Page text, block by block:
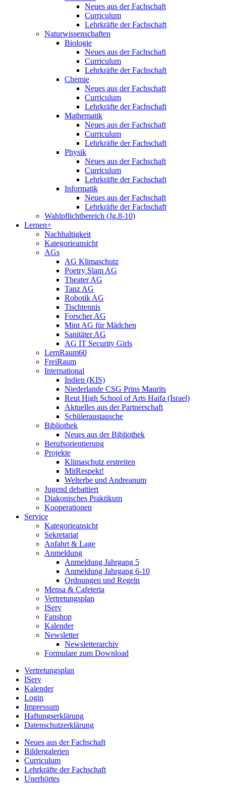
Neues aus der Fachschaft
Curriculum
Lehrkräfte der Fachschaft
Naturwissenschaften
Biologie
Neues aus der Fachschaft
Curriculum
Lehrkräfte der Fachschaft
Chemie
Neues aus der Fachschaft
Curriculum
Lehrkräfte der Fachschaft
Mathematik
Neues aus der Fachschaft
Curriculum
Lehrkräfte der Fachschaft
Physik
Neues aus der Fachschaft
Curriculum
Lehrkräfte der Fachschaft
Informatik
Neues aus der Fachschaft
Lehrkräfte der Fachschaft
Wahlpflichtbereich (Jg.8-10)
Lernen+
Nachhaltigkeit
Kategorieansicht
AGs
AG Klimaschutz
Poetry Slam AG
Theater AG
Tanz AG
Robotik AG
Tischtennis
Forscher AG
Mint AG für Mädchen
Sanitäter AG
AG IT Security Girls
LernRaum60
FreiRaum
International
Indien (KIS)
Niederlande CSG Prins Maurits
Reut High School of Arts Haifa (Israel)
Aktuelles aus der Partnerschaft
Schüleraustausche
Bibliothek
Neues aus der Bibliothek
Berufsorientierung
Projekte
Klimaschutz erstreiten
MitRespekt!
Welterbe und Andreanum
Jugend debattiert
Diakonisches Praktikum
Kooperationen
Service
Kategorieansicht
Sekretariat
Anfahrt & Lage
Anmeldung
Anmeldung Jahrgang 5
Anmeldung Jahrgang 6-10
Ordnungen und Regeln
Mensa & Cafeteria
Vertretungsplan
IServ
Fanshop
Kalender
Newsletter
Newsletterarchiv
Formulare zum Download
Vertretungsplan
IServ
Kalender
Login
Impressum
Haftungserklärung
Datenschutzerklärung
Neues aus der Fachschaft
Bildergalerien
Curriculum
Lehrkräfte der Fachschaft
Unerhörtes